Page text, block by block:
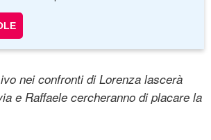
nei confronti di Lorenza lascerà
e Raffaele cercheranno di placare la